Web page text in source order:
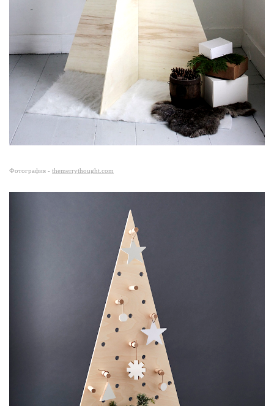
Фотография - themerrythought.com